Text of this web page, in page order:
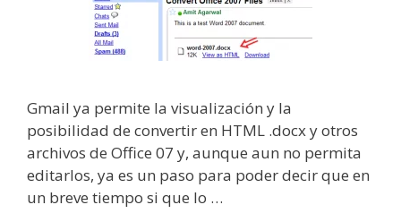
Gmail ya permite la visualización y la
posibilidad de convertir en HTML .docx y otros
archivos de Office 07 y, aunque aun no permita
editarlos, ya es un paso para poder decir que en
un breve tiempo si que lo …